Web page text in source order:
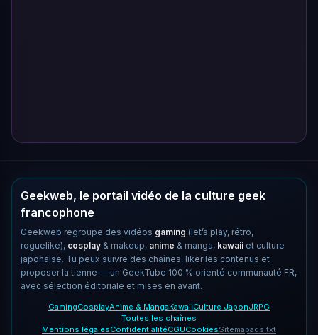
Geekweb, le portail vidéo de la culture geek
francophone
Geekweb regroupe des vidéos gaming (let’s play, rétro,
roguelike), cosplay & makeup, anime & manga, kawaii et culture
japonaise. Tu peux suivre des chaînes, liker les contenus et
proposer la tienne — un GeekTube 100 % orienté communauté FR,
avec sélection éditoriale et mises en avant.
GamingCosplayAnime & MangaKawaiiCulture JaponJRPG
Toutes les chaînes
Mentions légalesConfidentialitéCGUCookiesSitemapads.txt